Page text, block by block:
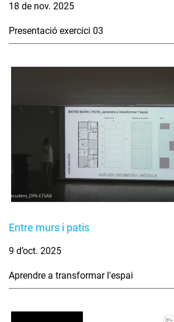
18 de nov. 2025
Presentació exercici 03
Entre murs i patis
9 d’oct. 2025
Aprendre a transformar l'espai